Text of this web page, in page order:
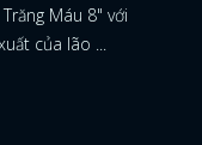
Máu 8" với
của lão ...